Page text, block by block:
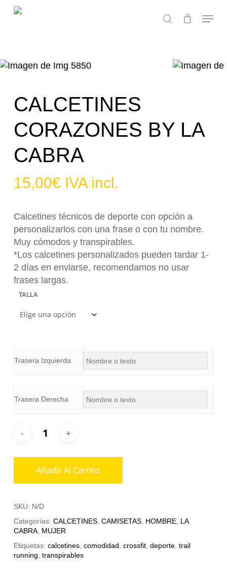
Skip
search
Menu
CALCETINES
CORAZONES BY LA
CABRA
15,00€ IVA incl.
Calcetines técnicos de deporte con opción a
personalizarlos con una frase o con tu nombre.
Muy cómodos y transpirables.
*Los calcetines personalizados pueden tardar 1-
2 días en enviarse, recomendamos no usar
frases largas.
TALLA
Trasera Izquierda
Trasera Derecha
Añadir Al Carrito
SKU: N/D
Categorías: CALCETINES, CAMISETAS, HOMBRE, LA
CABRA, MUJER
Etiquetas: calcetines, comodidad crossfit, deporte, trail
running transpirables